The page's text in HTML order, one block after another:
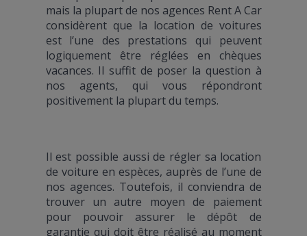
mais la plupart de nos agences Rent A Car
considèrent que la location de voitures
est l’une des prestations qui peuvent
logiquement être réglées en chèques
vacances. Il suffit de poser la question à
nos agents, qui vous répondront
positivement la plupart du temps.
Il est possible aussi de régler sa location
de voiture en espèces, auprès de l’une de
nos agences. Toutefois, il conviendra de
trouver un autre moyen de paiement
pour pouvoir assurer le dépôt de
garantie qui doit être réalisé au moment